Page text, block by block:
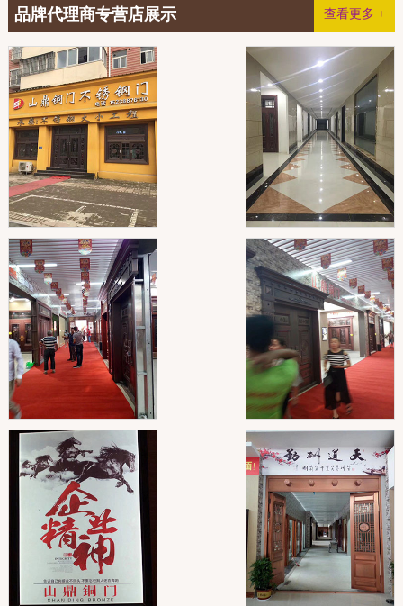
查看更多 +
品牌代理商专营店展示